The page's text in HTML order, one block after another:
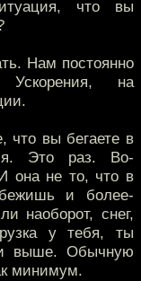
что вы
Нам постоянно
Ускорения, на
что вы бегаете в
Это раз. Во-
она не то, что в
и более-
наоборот, снег,
у тебя, ты
выше. Обычную
минимум.